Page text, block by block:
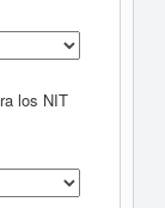
los NIT